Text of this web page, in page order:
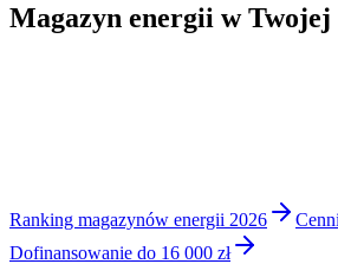
Magazyn energii w
Ranking magazynów energii 2026
Dofinansowanie do 16 000 zł